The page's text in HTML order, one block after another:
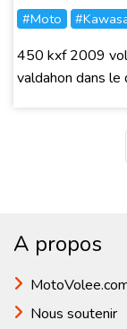
#Moto
450 kxf 2009
valdahon dans le
A propos
Nous soutenir